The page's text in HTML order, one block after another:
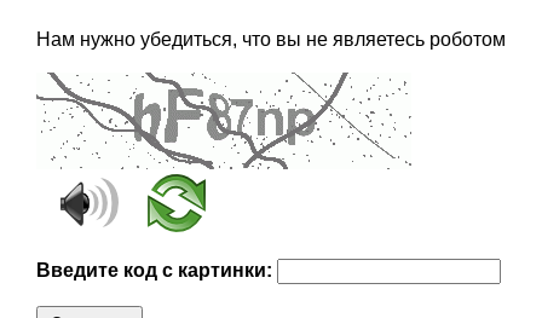
Нам нужно убедиться, что вы не являетесь роботом
Введите код с картинки: